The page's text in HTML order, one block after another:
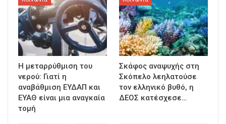
Η μεταρρύθμιση του
νερού: Γιατί η
αναβάθμιση ΕΥΔΑΠ και
ΕΥΑΘ είναι μια αναγκαία
τομή
Σκάφος αναψυχής στη
Σκόπελο λεηλατούσε
τον ελληνικό βυθό, η
ΔΕΟΣ κατέσχεσε…